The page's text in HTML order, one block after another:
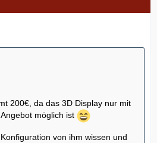
200€, da das 3D Display nur mit
möglich ist
von ihm wissen und